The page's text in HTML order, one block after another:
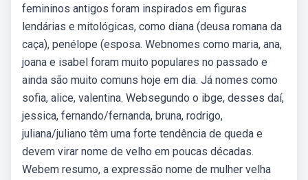
femininos antigos foram inspirados em figuras
lendárias e mitológicas, como diana (deusa romana da
caça), penélope (esposa. Webnomes como maria, ana,
joana e isabel foram muito populares no passado e
ainda são muito comuns hoje em dia. Já nomes como
sofia, alice, valentina. Websegundo o ibge, desses daí,
jessica, fernando/fernanda, bruna, rodrigo,
juliana/juliano têm uma forte tendência de queda e
devem virar nome de velho em poucas décadas.
Webem resumo, a expressão nome de mulher velha